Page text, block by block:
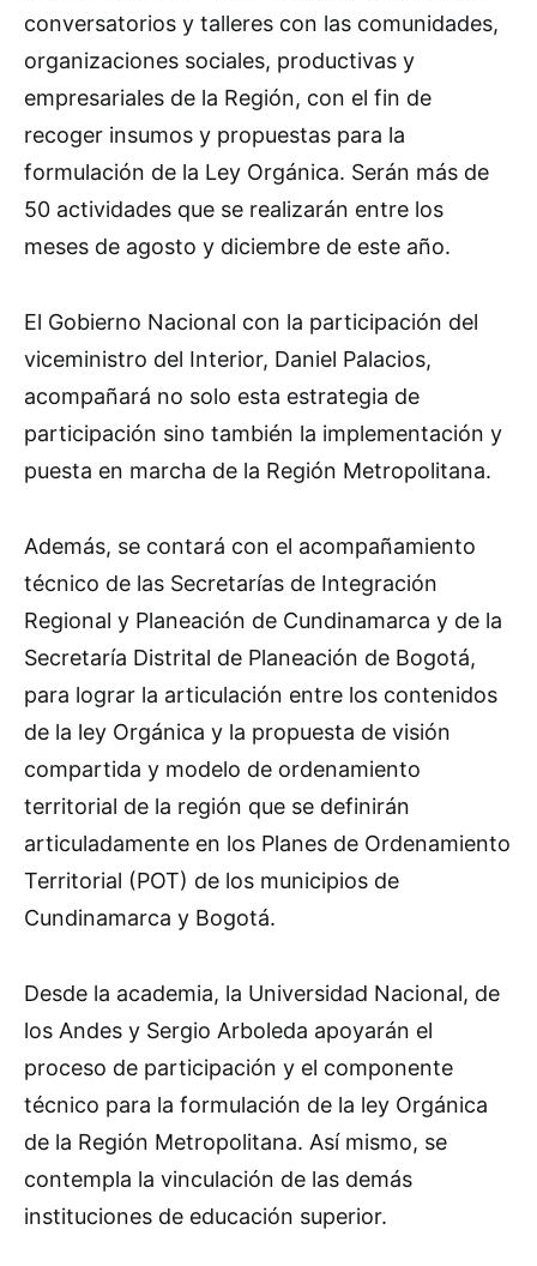
conversatorios y talleres con las comunidades,
organizaciones sociales, productivas y
empresariales de la Región, con el fin de
recoger insumos y propuestas para la
formulación de la Ley Orgánica. Serán más de
50 actividades que se realizarán entre los
meses de agosto y diciembre de este año.
El Gobierno Nacional con la participación del
viceministro del Interior, Daniel Palacios,
acompañará no solo esta estrategia de
participación sino también la implementación y
puesta en marcha de la Región Metropolitana.
Además, se contará con el acompañamiento
técnico de las Secretarías de Integración
Regional y Planeación de Cundinamarca y de la
Secretaría Distrital de Planeación de Bogotá,
para lograr la articulación entre los contenidos
de la ley Orgánica y la propuesta de visión
compartida y modelo de ordenamiento
territorial de la región que se definirán
articuladamente en los Planes de Ordenamiento
Territorial (POT) de los municipios de
Cundinamarca y Bogotá.
Desde la academia, la Universidad Nacional, de
los Andes y Sergio Arboleda apoyarán el
proceso de participación y el componente
técnico para la formulación de la ley Orgánica
de la Región Metropolitana. Así mismo, se
contempla la vinculación de las demás
instituciones de educación superior.